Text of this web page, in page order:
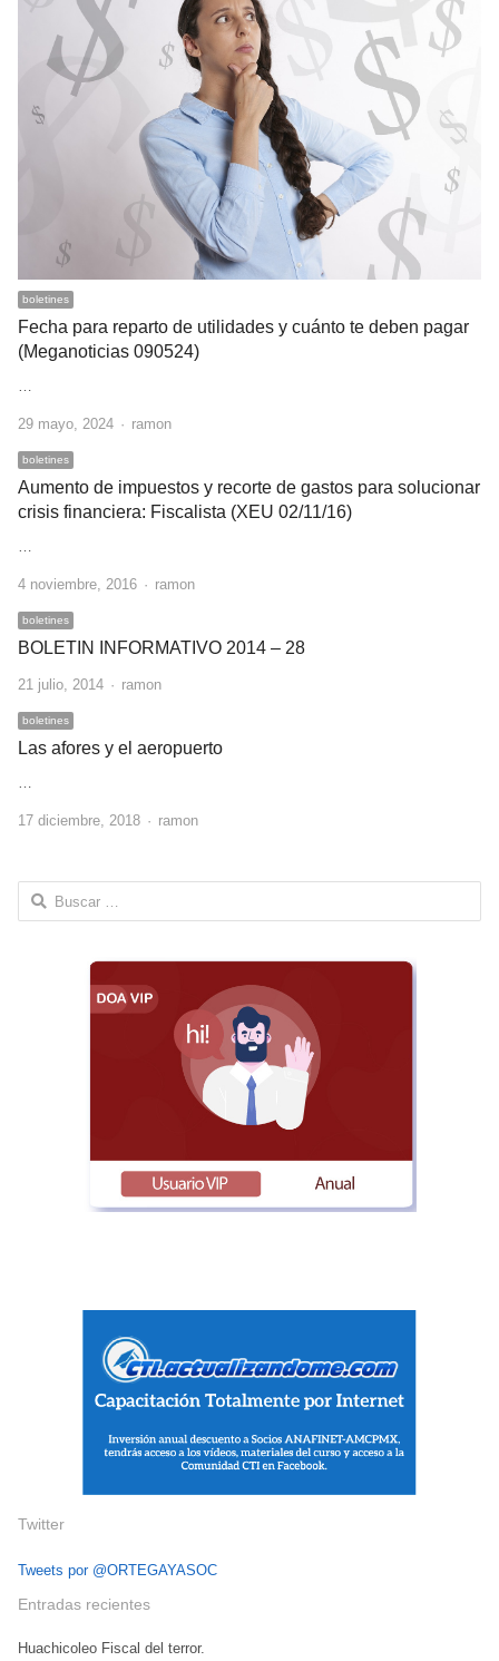
boletines
Fecha para reparto de utilidades y cuánto te deben pagar
(Meganoticias 090524)
…
29 mayo, 2024 Author
ramon
boletines
Aumento de impuestos y recorte de gastos para solucionar
crisis financiera: Fiscalista (XEU 02/11/16)
…
4 noviembre, 2016 Author
ramon
boletines
BOLETIN INFORMATIVO 2014 – 28
21 julio, 2014 Author
ramon
boletines
Las afores y el aeropuerto
…
17 diciembre, 2018 Author
ramon
Buscar:
Twitter
Tweets por @ORTEGAYASOC
Entradas recientes
Huachicoleo Fiscal del terror.